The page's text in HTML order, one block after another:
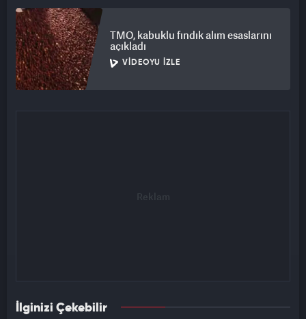
TMO, kabuklu fındık alım esaslarını
açıkladı
VIDEOYU İZLE
İlginizi Çekebilir